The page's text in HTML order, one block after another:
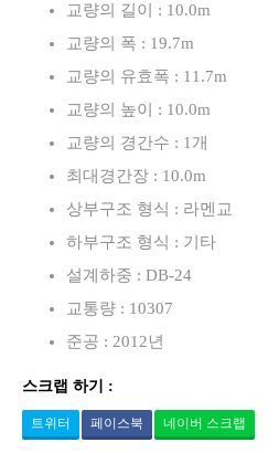
교량의 길이 : 10.0m
교량의 폭 : 19.7m
교량의 유효폭 : 11.7m
교량의 높이 : 10.0m
교량의 경간수 : 1개
최대경간장 : 10.0m
상부구조 형식 : 라멘교
하부구조 형식 : 기타
설계하중 : DB-24
교통량 : 10307
준공 : 2012년
스크랩 하기 :
트위터 페이스북 네이버 스크랩